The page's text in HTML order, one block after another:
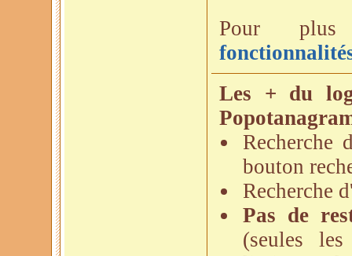
Pour plus
Les + du
Recherche
bouton
Recherche
Pas de
(seules